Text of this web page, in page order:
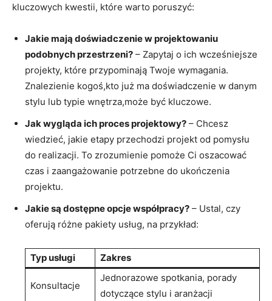
kluczowych kwestii,⁤ które warto poruszyć:
Jakie mają ⁣doświadczenie‌ w projektowaniu
podobnych przestrzeni? – Zapytaj o ​ich wcześniejsze⁤
projekty, które przypominają Twoje wymagania.
Znalezienie kogoś,kto już ma doświadczenie w danym
stylu ⁢lub ⁤typie wnętrza,może być kluczowe.
Jak wygląda ich proces projektowy? – Chcesz
wiedzieć, jakie etapy przechodzi projekt od pomysłu⁢
do realizacji. ⁢To ‍zrozumienie pomoże Ci ​oszacować
‍czas i zaangażowanie‌ potrzebne do ukończenia
projektu.
Jakie są dostępne opcje współpracy? – Ustal, czy
oferują różne ‌pakiety usług, na przykład:
Typ usługi Zakres
Konsultacje
Jednorazowe spotkania, porady
dotyczące stylu i aranżacji